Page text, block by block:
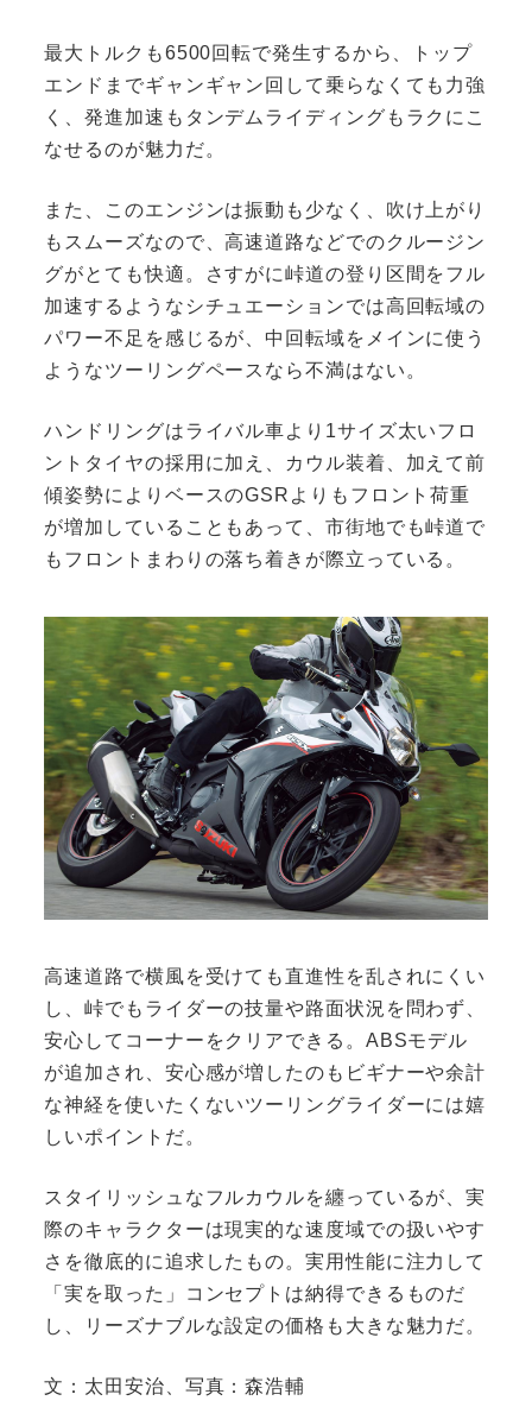
最大トルクも6500回転で発生するから、トップ
エンドまでギャンギャン回して乗らなくても力強
く、発進加速もタンデムライディングもラクにこ
なせるのが魅力だ。
また、このエンジンは振動も少なく、吹け上がり
もスムーズなので、高速道路などでのクルージン
グがとても快適。さすがに峠道の登り区間をフル
加速するようなシチュエーションでは高回転域の
パワー不足を感じるが、中回転域をメインに使う
ようなツーリングペースなら不満はない。
ハンドリングはライバル車より1サイズ太いフロ
ントタイヤの採用に加え、カウル装着、加えて前
傾姿勢によりベースのGSRよりもフロント荷重
が増加していることもあって、市街地でも峠道で
もフロントまわりの落ち着きが際立っている。
高速道路で横風を受けても直進性を乱されにくい
し、峠でもライダーの技量や路面状況を問わず、
安心してコーナーをクリアできる。ABSモデル
が追加され、安心感が増したのもビギナーや余計
な神経を使いたくないツーリングライダーには嬉
しいポイントだ。
スタイリッシュなフルカウルを纏っているが、実
際のキャラクターは現実的な速度域での扱いやす
さを徹底的に追求したもの。実用性能に注力して
「実を取った」コンセプトは納得できるものだ
し、リーズナブルな設定の価格も大きな魅力だ。
文：太田安治、写真：森浩輔